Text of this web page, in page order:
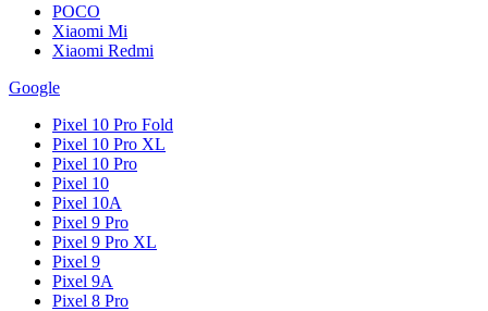
POCO
Xiaomi Mi
Xiaomi Redmi
Google
Pixel 10 Pro Fold
Pixel 10 Pro XL
Pixel 10 Pro
Pixel 10
Pixel 10A
Pixel 9 Pro
Pixel 9 Pro XL
Pixel 9
Pixel 9A
Pixel 8 Pro